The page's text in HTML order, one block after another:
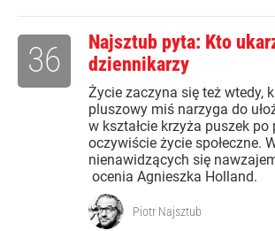
Najsztub pyta: Kto
dziennikarzy
Życie zaczyna się też wtedy,
pluszowy miś narzyga do
w kształcie krzyża puszek po
oczywiście życie społeczne.
nienawidzących się
ocenia Agnieszka Holland.
36
Piotr Najsztub